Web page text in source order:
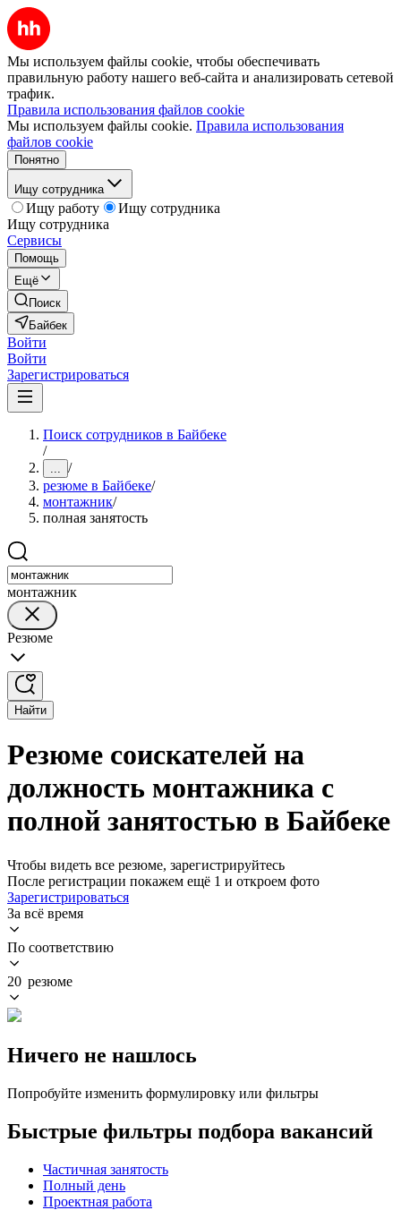
Мы используем файлы cookie, чтобы обеспечивать
правильную работу нашего веб-сайта и анализировать сетевой
трафик.
Правила использования файлов cookie
Мы используем файлы cookie. Правила использования
файлов cookie
Понятно
Ищу сотрудника
Ищу работу
Ищу сотрудника
Ищу сотрудника
Сервисы
Помощь
Ещё
Поиск
Байбек
Войти
Войти
Зарегистрироваться
Поиск сотрудников в Байбеке
/
... /
резюме в Байбеке/
монтажник/
полная занятость
монтажник
Резюме
Найти
Резюме соискателей на
должность монтажника с
полной занятостью в Байбеке
Чтобы видеть все резюме, зарегистрируйтесь
После регистрации покажем ещё 1 и откроем фото
Зарегистрироваться
За всё время
По соответствию
20 резюме
Ничего не нашлось
Попробуйте изменить формулировку или фильтры
Быстрые фильтры подбора вакансий
Частичная занятость
Полный день
Проектная работа